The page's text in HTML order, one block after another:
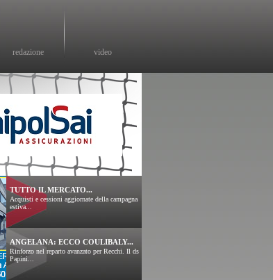
redazione video
TUTTO IL MERCATO...
Acquisti e cessioni aggiornate della campagna
estiva...
ANGELANA: ECCO COULIBALY...
Rinforzo nel reparto avanzato per Recchi. Il ds
Papini...